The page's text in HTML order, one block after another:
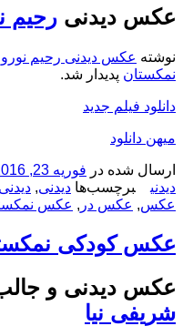
عکس دیدنی رحیم
نوشته عکس دیدنی رحیم
نمکستان پدیدار شد.
دانلود فیلم جدید
میهن دانلود
ارسال شده در فوریه 23, 2016
دیدنی
برچسب‌ها دیدنی,
عکس, عکس در , عکس
عکس کودکی
عکس دیدنی و
شریفی نیا